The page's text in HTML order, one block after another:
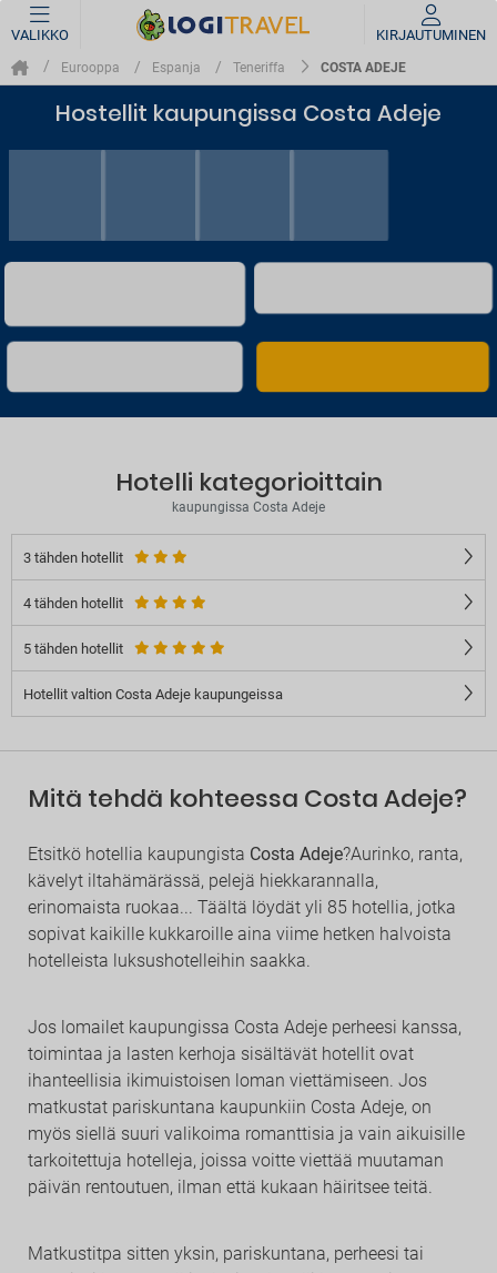
VALIKKO KIRJAUTUMINEN
Eurooppa Espanja Teneriffa COSTA ADEJE
Hostellit kaupungissa Costa Adeje
Hotelli kategorioittain
kaupungissa Costa Adeje
3 tähden hotellit
4 tähden hotellit
5 tähden hotellit
Hotellit valtion Costa Adeje kaupungeissa
Mitä tehdä kohteessa Costa Adeje?
Etsitkö hotellia kaupungista Costa Adeje?Aurinko, ranta,
kävelyt iltahämärässä, pelejä hiekkarannalla,
erinomaista ruokaa... Täältä löydät yli 85 hotellia, jotka
sopivat kaikille kukkaroille aina viime hetken halvoista
hotelleista luksushotelleihin saakka.
Jos lomailet kaupungissa Costa Adeje perheesi kanssa,
toimintaa ja lasten kerhoja sisältävät hotellit ovat
ihanteellisia ikimuistoisen loman viettämiseen. Jos
matkustat pariskuntana kaupunkiin Costa Adeje, on
myös siellä suuri valikoima romanttisia ja vain aikuisille
tarkoitettuja hotelleja, joissa voitte viettää muutaman
päivän rentoutuen, ilman että kukaan häiritsee teitä.
Matkustitpa sitten yksin, pariskuntana, perheesi tai